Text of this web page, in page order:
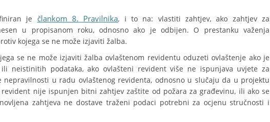
je člankom 8. Pravilnika, i to na: vlastiti zahtjev, ako zahtjev za
u propisanom roku, odnosno ako je odbijen. O prestanku važenja
kojega se ne može izjaviti žalba.
se ne može izjaviti žalba ovlaštenom revidentu oduzeti ovlaštenje ako je
neistinitih podataka, ako ovlašteni revident više ne ispunjava uvjete za
nepravilnosti u radu ovlaštenog revidenta, odnosno u slučaju da u projektu
nije ispunjen bitni zahtjev zaštite od požara za građevinu, ili ako se
zahtjeva ne dostave traženi podaci potrebni za ocjenu stručnosti i